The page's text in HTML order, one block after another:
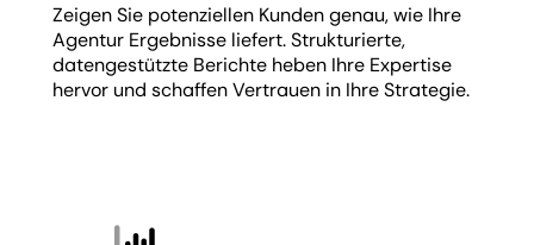
Zeigen Sie potenziellen Kunden genau, wie Ihre
Agentur Ergebnisse liefert. Strukturierte,
datengestützte Berichte heben Ihre Expertise
hervor und schaffen Vertrauen in Ihre Strategie.